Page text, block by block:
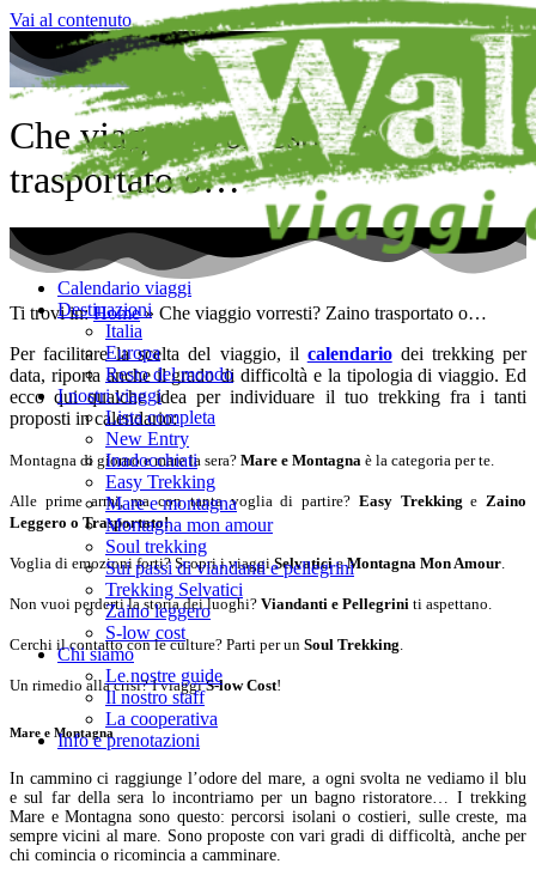
Vai al contenuto
Calendario viaggi
Destinazioni
Italia
Europa
Resto del mondo
I nostri viaggi
Lista completa
New Entry
Inadocchiati
Easy Trekking
Mare e montagna
Montagna mon amour
Soul trekking
Sui passi di viandanti e pellegrini
Trekking Selvatici
Zaino leggero
S-low cost
Chi siamo
Le nostre guide
Il nostro staff
La cooperativa
Info e prenotazioni
Che viaggio vorresti? Zaino
trasportato o…
Ti trovi in:Home» Che viaggio vorresti? Zaino trasportato o…
Per facilitare la scelta del viaggio, il calendariodei trekking per
data, riporta anche il grado di difficoltà e la tipologia di viaggio. Ed
ecco qui qualche idea per individuare il tuo trekking fra i tanti
proposti in calendario:
Montagna di giorno e mare la sera? Mare e Montagna è la categoria per te.
Alle prime armi, ma con tanta voglia di partire? Easy Trekking e Zaino
Leggero o Trasportato!
Voglia di emozioni forti? Scopri i viaggiSelvaticieMontagna Mon Amour.
Non vuoi perderti la storia dei luoghi? Viandanti e Pellegrini ti aspettano.
Cerchi il contatto con le culture? Parti per un Soul Trekking.
Un rimedio alla crisi? I viaggiS-low Cost!
Mare e Montagna
In cammino ci raggiunge l’odore del mare, a ogni svolta ne vediamo il blu
e sul far della sera lo incontriamo per un bagno ristoratore… I trekking
Mare e Montagna sono questo: percorsi isolani o costieri, sulle creste, ma
sempre vicini al mare. Sono proposte con vari gradi di difficoltà, anche per
chi comincia o ricomincia a camminare.